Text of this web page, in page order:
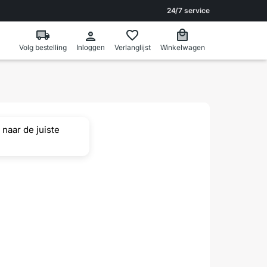
24/7 service
Volg bestelling Inloggen Verlanglijst Winkelwagen